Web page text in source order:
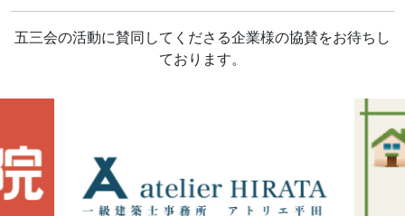
五三会の活動に賛同してくださる企業様の協賛をお待ちし
ております。